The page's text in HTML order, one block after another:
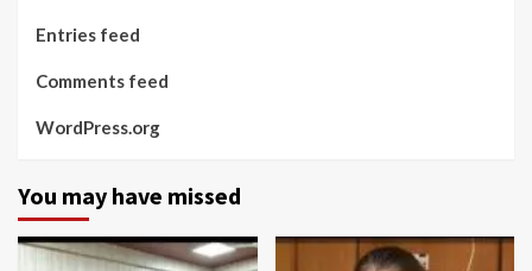
Entries feed
Comments feed
WordPress.org
You may have missed